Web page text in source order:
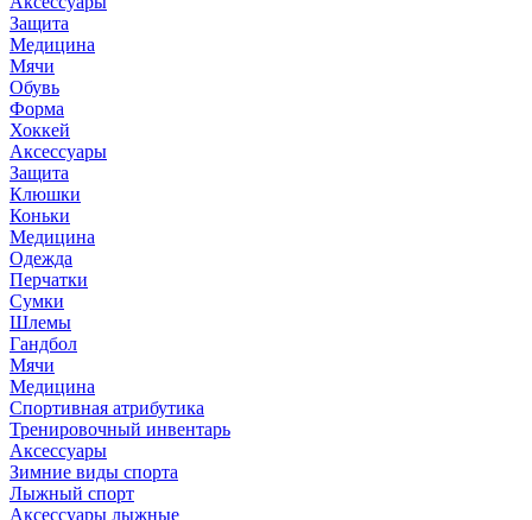
Защита
Медицина
Мячи
Обувь
Форма
Хоккей
Аксессуары
Защита
Клюшки
Коньки
Медицина
Одежда
Перчатки
Сумки
Шлемы
Гандбол
Мячи
Медицина
Спортивная атрибутика
Тренировочный инвентарь
Аксессуары
Зимние виды спорта
Лыжный спорт
Аксессуары лыжные